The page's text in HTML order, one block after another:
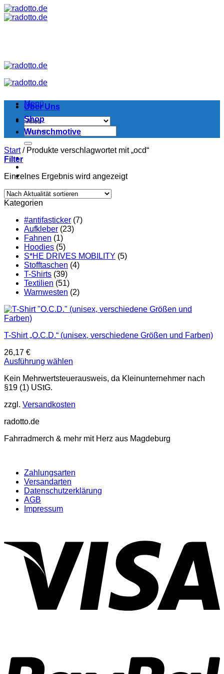
Zum
Inhalt
Menü
Suchen
nach:
Über Uns
Shop
Wunschmotive
Start /Produkte verschlagwortet mit „ocd“
Filter
Einzelnes Ergebnis wird angezeigt
Kategorien
#antifasticker (7)
Aufkleber (23)
Fahnen (1)
Hoodies (5)
S*HE DRIVES MOBILITY (5)
Stofftaschen (4)
T-Shirts (39)
Textilien (51)
Warnwesten (2)
T-Shirt „O.C.D.“ (unisex, verschiedene Größen und Farben)
26,17 €
Ausführung wählen
Produkt
weist
Varianten
Die
können
Produktseite
gewählt
werden
Kein Mehrwertsteuerausweis, da Kleinunternehmer nach
§19 (1) UStG.
zzgl. Versandkosten
radotto.de
Fahrradmerch & mehr mit Herz aus Magdeburg
Zahlungsarten
Versandarten
Datenschutzerklärung
AGB
Impressum